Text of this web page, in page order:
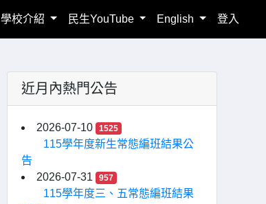
學校介紹 民生YouTube English 登入
近月內熱門公告
2026-07-10 1525
115學年度新生常態編班結果公
告
2026-07-31
957
115學年度三、五常態編班結果